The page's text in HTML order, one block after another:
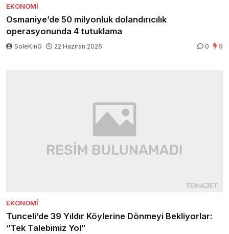
EKONOMI
Osmaniye’de 50 milyonluk dolandırıcılık
operasyonunda 4 tutuklama
SoleKinG 22 Haziran 2026 0 9
EKONOMI
Tunceli’de 39 Yıldır Köylerine Dönmeyi Bekliyorlar:
“Tek Talebimiz Yol”